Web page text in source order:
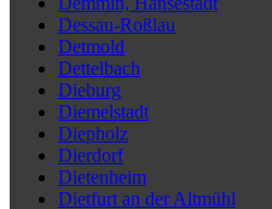
Dessau-Roßlau
Detmold
Dettelbach
Dieburg
Diemelstadt
Diepholz
Dierdorf
Dietenheim
Dietfurt an der Altmühl